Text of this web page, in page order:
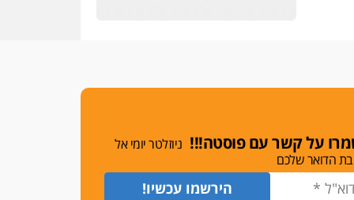
האופנוע חזר הביתה
עו"ד גיל פרידמן והרפתקאות
אופנוע השטח שלו
על קשר עם פוסטה!!! ניוזלטר יומי אל
הדואר שלכם